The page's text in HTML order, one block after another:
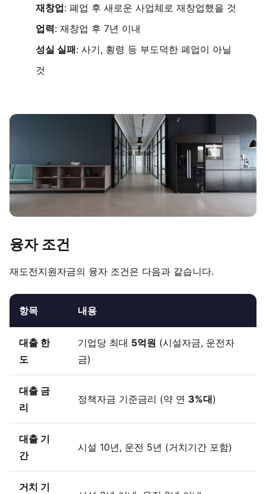
재창업: 폐업 후 새로운 사업체로 재창업했을 것
업력: 재창업 후 7년 이내
성실 실패: 사기, 횡령 등 부도덕한 폐업이 아닐
것
융자 조건
재도전지원자금의 융자 조건은 다음과 같습니다.
항목 내용
대출 한
도
기업당 최대 5억원 (시설자금, 운전자
금)
대출 금
리
정책자금 기준금리 (약 연 3%대)
대출 기
간
시설 10년, 운전 5년 (거치기간 포함)
거치 기